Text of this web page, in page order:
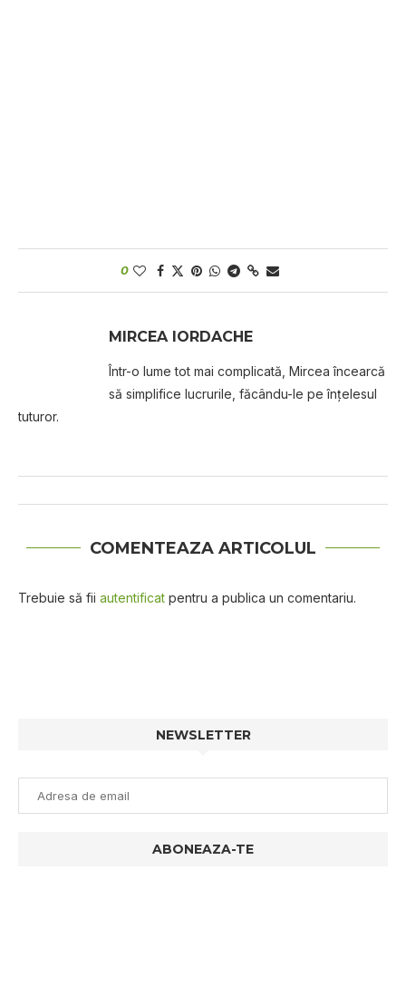
0
MIRCEA IORDACHE
Într-o lume tot mai complicată, Mircea încearcă
să simplifice lucrurile, făcându-le pe înțelesul
tuturor.
COMENTEAZA ARTICOLUL
Trebuie să fii autentificat pentru a publica un comentariu.
NEWSLETTER